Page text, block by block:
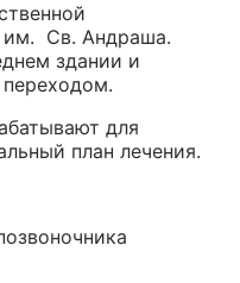
им. Св. Андраша.
здании и
для
план лечения.